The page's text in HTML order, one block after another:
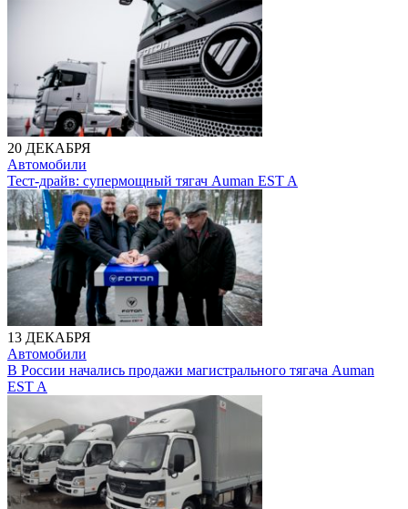
20 ДЕКАБРЯ
Автомобили
Тест-драйв: супермощный тягач Auman EST A
13 ДЕКАБРЯ
Автомобили
В России начались продажи магистрального тягача Auman
EST A